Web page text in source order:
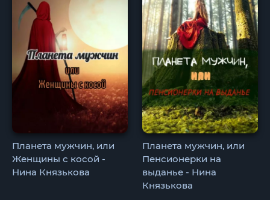
Планета мужчин, или
Женщины с косой -
Нина Князькова
Планета мужчин, или
Пенсионерки на
выданье - Нина
Князькова